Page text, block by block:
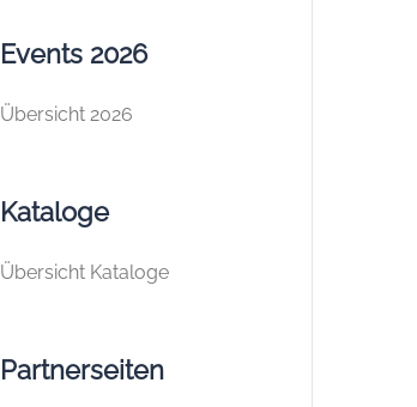
Events 2026
Übersicht 2026
Kataloge
Übersicht Kataloge
Partnerseiten